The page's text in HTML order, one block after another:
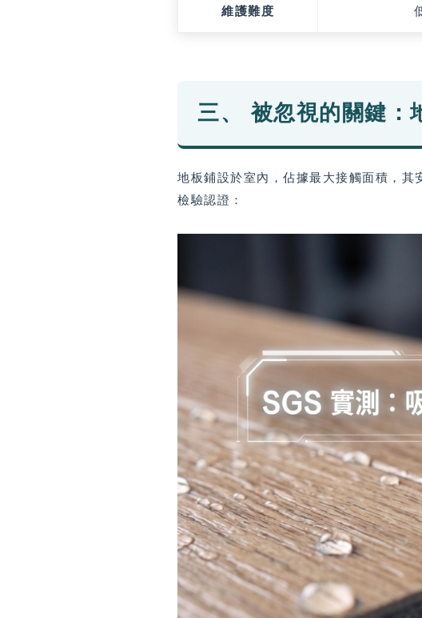
維護難度
三、 被忽視的關鍵：
地板鋪設於室內，佔據最大接觸面積，
檢驗認證：